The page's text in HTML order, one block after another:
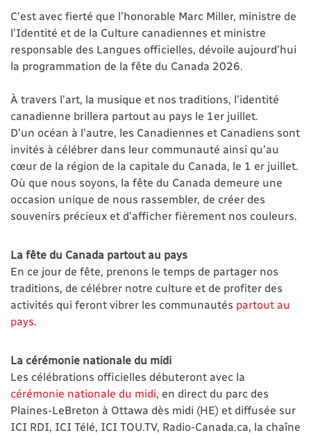
C’est avec fierté que l’honorable Marc Miller, ministre de
l’Identité et de la Culture canadiennes et ministre
responsable des Langues officielles, dévoile aujourd’hui
la programmation de la fête du Canada 2026.
À travers l’art, la musique et nos traditions, l’identité
canadienne brillera partout au pays le 1er juillet.
D’un océan à l’autre, les Canadiennes et Canadiens sont
invités à célébrer dans leur communauté ainsi qu’au
cœur de la région de la capitale du Canada, le 1 er juillet.
Où que nous soyons, la fête du Canada demeure une
occasion unique de nous rassembler, de créer des
souvenirs précieux et d’afficher fièrement nos couleurs.
La fête du Canada partout au pays
En ce jour de fête, prenons le temps de partager nos
traditions, de célébrer notre culture et de profiter des
activités qui feront vibrer les communautés partout au
pays
La cérémonie nationale du midi
Les célébrations officielles débuteront avec la
cérémonie nationale du midi , en direct du parc des
Plaines-LeBreton à Ottawa dès midi (HE) et diffusée sur
ICI RDI, ICI Télé, ICI TOU.TV, Radio-Canada.ca, la chaîne